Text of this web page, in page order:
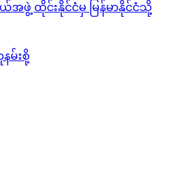
ဖွဲ့ ထိုင်းနိုင်ငံမှ မြန်မာနိုင်ငံသို့
နမ်းစို့